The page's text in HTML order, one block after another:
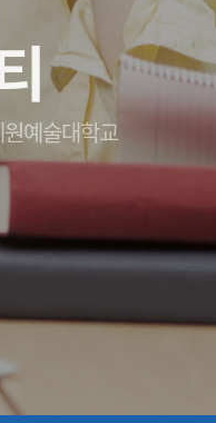
예술대학교